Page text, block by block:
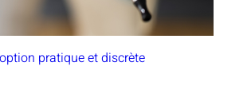
pratique et discrète